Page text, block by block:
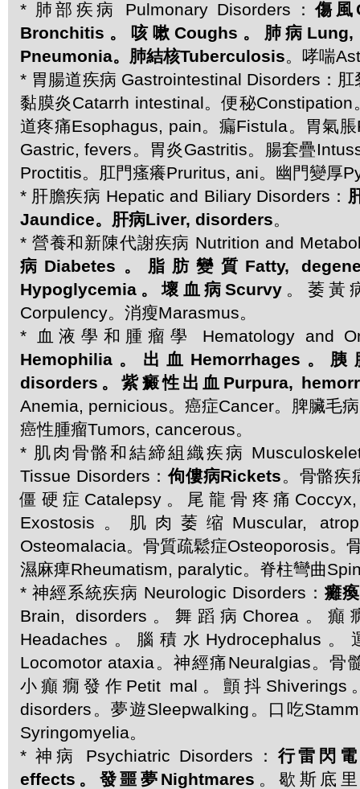
* 肺部疾病 Pulmonary Disorders：傷風
Bronchitis。咳嗽Coughs。肺病
Pneumonia。肺結核Tuberculosis。哮喘
* 胃腸道疾病 Gastrointestinal Disorders：
黏膜炎Catarrh intestinal。便秘Constipation
道疼痛Esophagus, pain。瘺Fistula。胃氣
Gastric, fevers。胃炎Gastritis。腸套疊
Proctitis。肛門瘙癢Pruritus, ani。幽門變厚
* 肝膽疾病 Hepatic and Biliary Disorders：
Jaundice。肝病Liver, disorders。
* 營養和新陳代謝疾病 Nutrition and
病Diabetes。脂肪變質Fatty,
Hypoglycemia。壞血病Scurvy 。萎黃
Corpulency。消瘦Marasmus。
* 血液學和腫瘤學 Hematology and
Hemophilia。出血Hemorrhages。胰
disorders。紫癜性出血Purpura,
Anemia, pernicious。癌症Cancer。脾臟毛
癌性腫瘤Tumors, cancerous。
* 肌肉骨骼和結締組織疾病
Tissue Disorders：佝僂病Rickets。骨骼疾
僵硬症Catalepsy。尾龍骨疼痛
Exostosis。肌肉萎缩Muscular,
Osteomalacia。骨質疏鬆症Osteoporosis。
濕麻痺Rheumatism, paralytic。脊柱彎曲
* 神經系統疾病 Neurologic Disorders： 癱
Brain, disorders。舞蹈病Chorea。癲
Headaches。腦積水Hydrocephalus
Locomotor ataxia。神經痛Neuralgias。骨
小癲癇發作Petit mal。顫抖Shiverings
disorders。夢遊Sleepwalking。口吃
Syringomyelia。
* 神病 Psychiatric Disorders： 行雷閃
effects。發噩夢Nightmares 。歇斯底